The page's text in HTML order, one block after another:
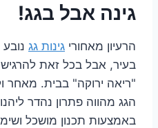
גינה אבל בגג!
הרעיון מאחורי גינות גג
בעיר, אבל בכל זאת
"ריאה ירוקה" בבית. מאחר
הגג מהווה פתרון נהדר
באמצעות תכנון מושכל